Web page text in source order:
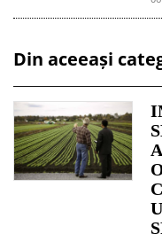
Din aceeași